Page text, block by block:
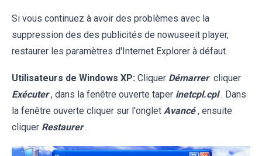
Si vous continuez à avoir des problèmes avec la
suppression des des publicités de nowuseeit player,
restaurer les paramètres d'Internet Explorer à défaut.
Utilisateurs de Windows XP: Cliquer Démarrer cliquer
Exécuter , dans la fenêtre ouverte taper inetcpl.cpl . Dans
la fenêtre ouverte cliquer sur l'onglet Avancé , ensuite
cliquer Restaurer .